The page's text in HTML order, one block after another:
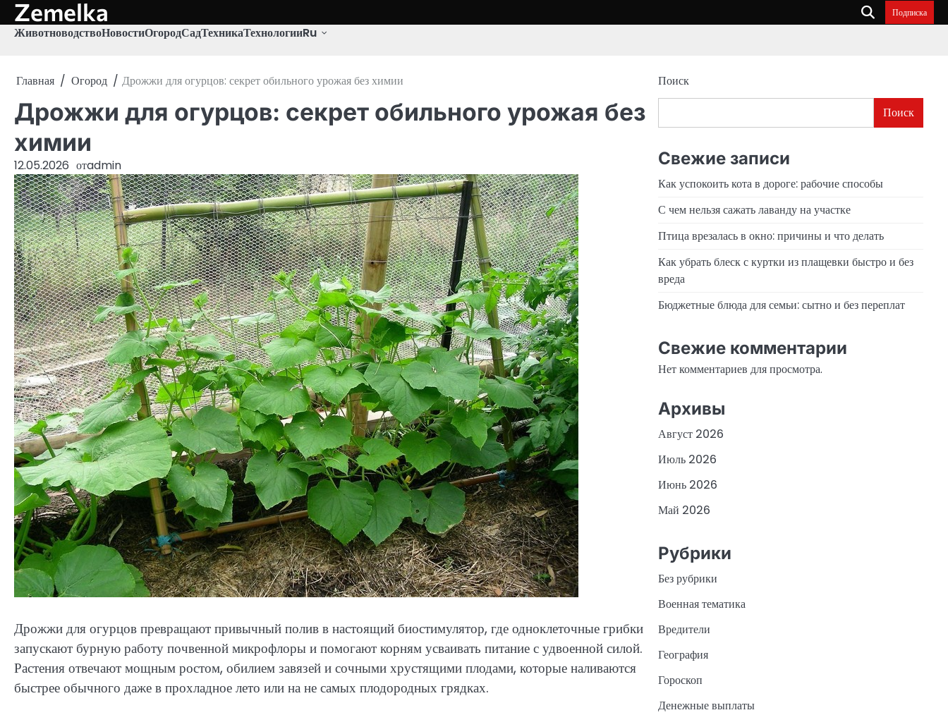
Перейти
к
содержимому
Zemelka Подписка
ЖивотноводствоНовостиОгородСадТехникаТехнологииRu
Главная Огород Дрожжи для огурцов: секрет обильного урожая без химии
Дрожжи для огурцов: секрет обильного урожая без
химии
12.05.2026 отadmin
Дрожжи для огурцов превращают привычный полив в настоящий биостимулятор, где одноклеточные грибки
запускают бурную работу почвенной микрофлоры и помогают корням усваивать питание с удвоенной силой.
Растения отвечают мощным ростом, обилием завязей и сочными хрустящими плодами, которые наливаются
быстрее обычного даже в прохладное лето или на не самых плодородных грядках.
Поиск
Поиск
Свежие записи
Как успокоить кота в дороге: рабочие способы
С чем нельзя сажать лаванду на участке
Птица врезалась в окно: причины и что делать
Как убрать блеск с куртки из плащевки быстро и без
вреда
Бюджетные блюда для семьи: сытно и без переплат
Свежие комментарии
Нет комментариев для просмотра.
Архивы
Август 2026
Июль 2026
Июнь 2026
Май 2026
Рубрики
Без рубрики
Военная тематика
Вредители
География
Гороскоп
Денежные выплаты